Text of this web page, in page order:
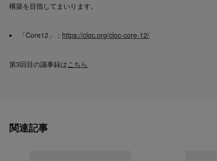
構築を目指してまいります。
「Core12」： https://cloc.org/cloc-core-12/
第3回目の議事録は こちら
関連記事